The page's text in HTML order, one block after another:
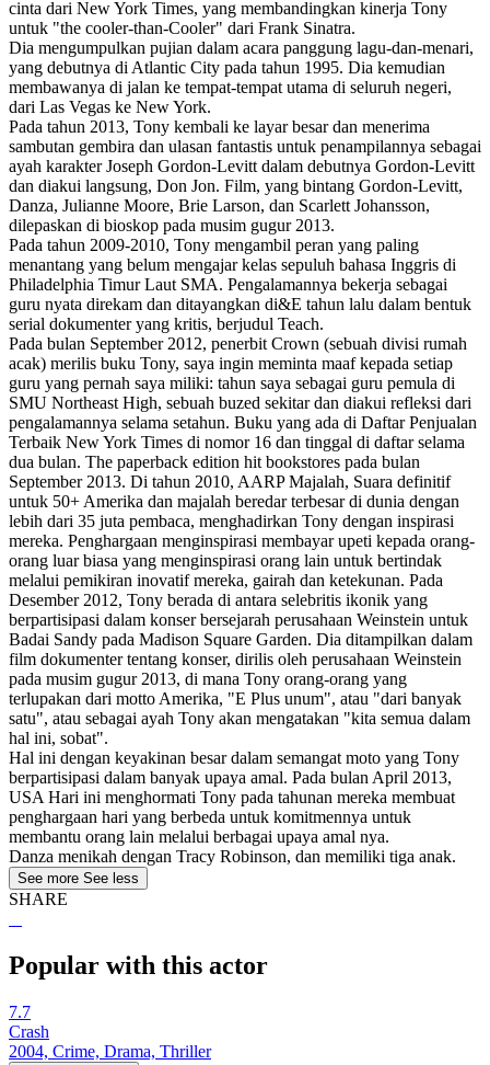
cinta dari New York Times, yang membandingkan kinerja Tony
untuk "the cooler-than-Cooler" dari Frank Sinatra.
Dia mengumpulkan pujian dalam acara panggung lagu-dan-menari,
yang debutnya di Atlantic City pada tahun 1995. Dia kemudian
membawanya di jalan ke tempat-tempat utama di seluruh negeri,
dari Las Vegas ke New York.
Pada tahun 2013, Tony kembali ke layar besar dan menerima
sambutan gembira dan ulasan fantastis untuk penampilannya sebagai
ayah karakter Joseph Gordon-Levitt dalam debutnya Gordon-Levitt
dan diakui langsung, Don Jon. Film, yang bintang Gordon-Levitt,
Danza, Julianne Moore, Brie Larson, dan Scarlett Johansson,
dilepaskan di bioskop pada musim gugur 2013.
Pada tahun 2009-2010, Tony mengambil peran yang paling
menantang yang belum mengajar kelas sepuluh bahasa Inggris di
Philadelphia Timur Laut SMA. Pengalamannya bekerja sebagai
guru nyata direkam dan ditayangkan di&E tahun lalu dalam bentuk
serial dokumenter yang kritis, berjudul Teach.
Pada bulan September 2012, penerbit Crown (sebuah divisi rumah
acak) merilis buku Tony, saya ingin meminta maaf kepada setiap
guru yang pernah saya miliki: tahun saya sebagai guru pemula di
SMU Northeast High, sebuah buzed sekitar dan diakui refleksi dari
pengalamannya selama setahun. Buku yang ada di Daftar Penjualan
Terbaik New York Times di nomor 16 dan tinggal di daftar selama
dua bulan. The paperback edition hit bookstores pada bulan
September 2013. Di tahun 2010, AARP Majalah, Suara definitif
untuk 50+ Amerika dan majalah beredar terbesar di dunia dengan
lebih dari 35 juta pembaca, menghadirkan Tony dengan inspirasi
mereka. Penghargaan menginspirasi membayar upeti kepada orang-
orang luar biasa yang menginspirasi orang lain untuk bertindak
melalui pemikiran inovatif mereka, gairah dan ketekunan. Pada
Desember 2012, Tony berada di antara selebritis ikonik yang
berpartisipasi dalam konser bersejarah perusahaan Weinstein untuk
Badai Sandy pada Madison Square Garden. Dia ditampilkan dalam
film dokumenter tentang konser, dirilis oleh perusahaan Weinstein
pada musim gugur 2013, di mana Tony orang-orang yang
terlupakan dari motto Amerika, "E Plus unum", atau "dari banyak
satu", atau sebagai ayah Tony akan mengatakan "kita semua dalam
hal ini, sobat".
Hal ini dengan keyakinan besar dalam semangat moto yang Tony
berpartisipasi dalam banyak upaya amal. Pada bulan April 2013,
USA Hari ini menghormati Tony pada tahunan mereka membuat
penghargaan hari yang berbeda untuk komitmennya untuk
membantu orang lain melalui berbagai upaya amal nya.
Danza menikah dengan Tracy Robinson, dan memiliki tiga anak.
See more See less
SHARE
Popular with this actor
7.7
Crash
2004, Crime, Drama, Thriller